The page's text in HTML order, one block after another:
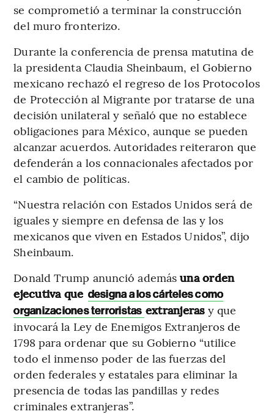
se comprometió a terminar la construcción
del muro fronterizo.
Durante la conferencia de prensa matutina de
la presidenta Claudia Sheinbaum, el Gobierno
mexicano rechazó el regreso de los Protocolos
de Protección al Migrante por tratarse de una
decisión unilateral y señaló que no establece
obligaciones para México, aunque se pueden
alcanzar acuerdos. Autoridades reiteraron que
defenderán a los connacionales afectados por
el cambio de políticas.
“Nuestra relación con Estados Unidos será de
iguales y siempre en defensa de las y los
mexicanos que viven en Estados Unidos”, dijo
Sheinbaum.
Donald Trump anunció ademásuna orden
ejecutiva que designa a los cárteles como
organizaciones terroristas extranjerasy que
invocará la Ley de Enemigos Extranjeros de
1798 para ordenar que su Gobierno “utilice
todo el inmenso poder de las fuerzas del
orden federales y estatales para eliminar la
presencia de todas las pandillas y redes
criminales extranjeras”.